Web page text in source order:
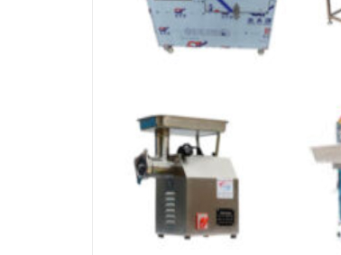
THIẾT BỊ BẾP CÔNG NGHIỆP